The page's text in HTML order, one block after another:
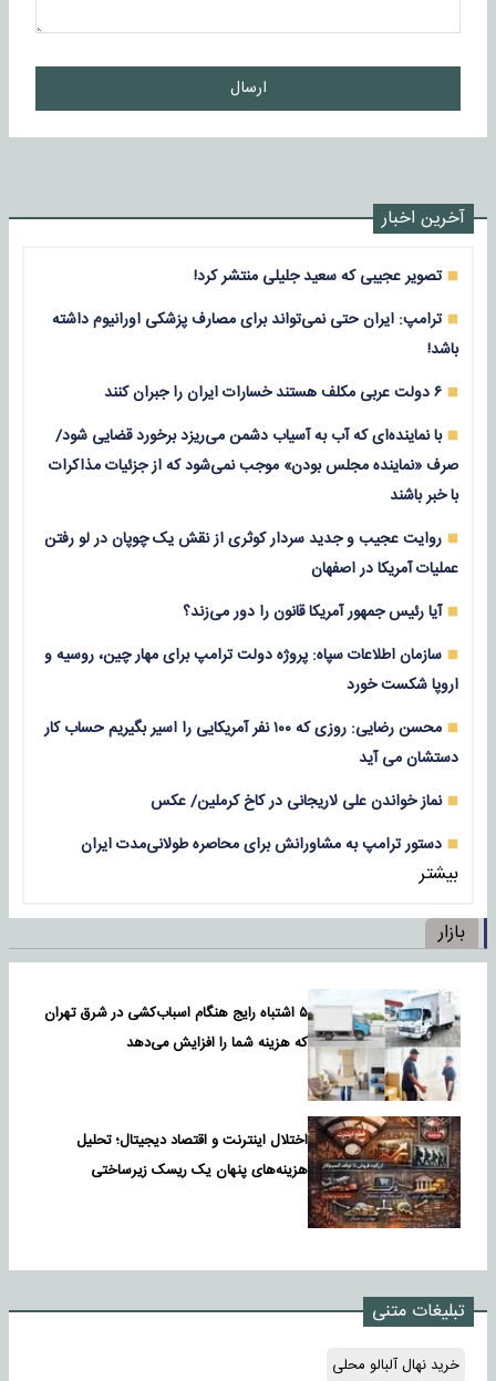
ارسال
آخرین اخبار
تصویر عجیبی که سعید جلیلی منتشر کرد!
ترامپ: ایران حتی نمی‌تواند برای مصارف پزشکی اورانیوم داشته
باشد!
۶ دولت عربی مکلف هستند خسارات ایران را جبران کنند
با نماینده‌ای که آب به آسیاب دشمن می‌ریزد برخورد قضایی شود/
صرف «نماینده مجلس بودن» موجب نمی‌شود که از جزئیات مذاکرات
با خبر باشند
روایت عجیب و جدید سردار کوثری از نقش یک چوپان در لو رفتن
عملیات آمریکا در اصفهان
آیا رئیس جمهور آمریکا قانون را دور می‌زند؟
سازمان اطلاعات سپاه: پروژه دولت ترامپ برای مهار چین، روسیه و
اروپا شکست خورد
محسن رضایی: روزی که ۱۰۰ نفر آمریکایی را اسیر بگیریم حساب کار
دستشان می آید
نماز خواندن علی لاریجانی در کاخ کرملین/ عکس
دستور ترامپ به مشاورانش برای محاصره طولانی‌مدت ایران
بیشتر
بازار
۵ اشتباه رایج هنگام اسباب‌کشی در شرق تهران
که هزینه شما را افزایش می‌دهد
اختلال اینترنت و اقتصاد دیجیتال؛ تحلیل
هزینه‌های پنهان یک ریسک زیرساختی
تبلیغات متنی
خرید نهال آلبالو محلی